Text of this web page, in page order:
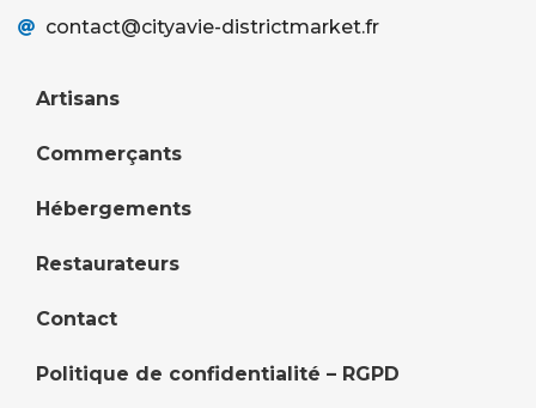
contact@cityavie-districtmarket.fr
Artisans
Commerçants
Hébergements
Restaurateurs
Contact
Politique de confidentialité – RGPD